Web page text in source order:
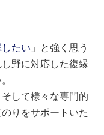
たい 」と強く思う
野に対応した復縁
して様々な専門的
りをサポートいた